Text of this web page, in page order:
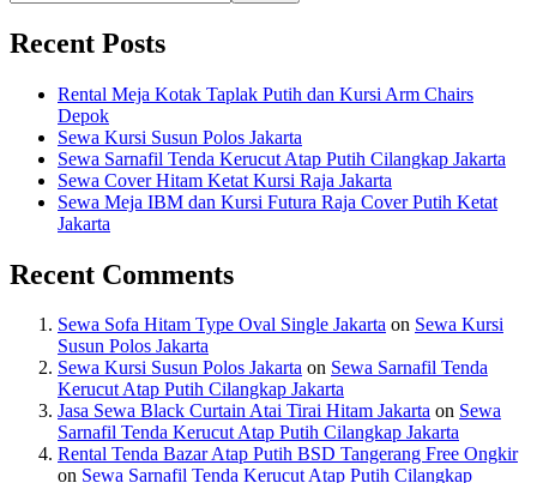
Recent Posts
Rental Meja Kotak Taplak Putih dan Kursi Arm Chairs
Depok
Sewa Kursi Susun Polos Jakarta
Sewa Sarnafil Tenda Kerucut Atap Putih Cilangkap Jakarta
Sewa Cover Hitam Ketat Kursi Raja Jakarta
Sewa Meja IBM dan Kursi Futura Raja Cover Putih Ketat
Jakarta
Recent Comments
Sewa Sofa Hitam Type Oval Single Jakarta on Sewa Kursi
Susun Polos Jakarta
Sewa Kursi Susun Polos Jakarta on Sewa Sarnafil Tenda
Kerucut Atap Putih Cilangkap Jakarta
Jasa Sewa Black Curtain Atai Tirai Hitam Jakarta on Sewa
Sarnafil Tenda Kerucut Atap Putih Cilangkap Jakarta
Rental Tenda Bazar Atap Putih BSD Tangerang Free Ongkir
on Sewa Sarnafil Tenda Kerucut Atap Putih Cilangkap